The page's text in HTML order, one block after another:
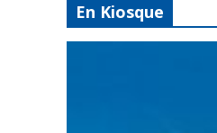
En Kiosque